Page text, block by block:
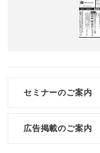
セミナーのご案内
広告掲載のご案内